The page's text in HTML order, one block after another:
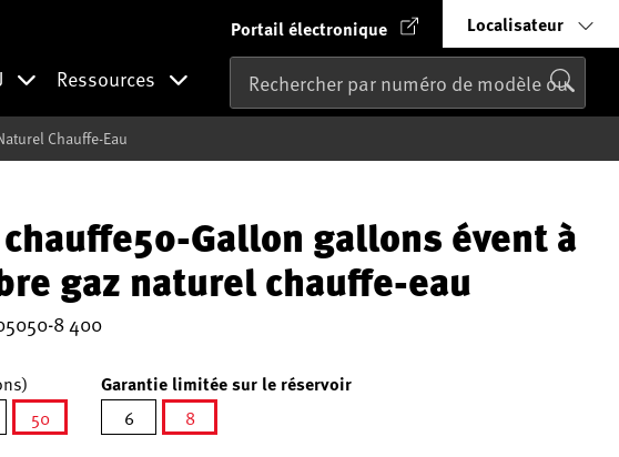
Portail électronique Localisateur
Ressources
Chauffe-Eau
Gallon gallons évent à
gaz naturel chauffe-eau
8 400
50
Garantie limitée sur le réservoir
6
8